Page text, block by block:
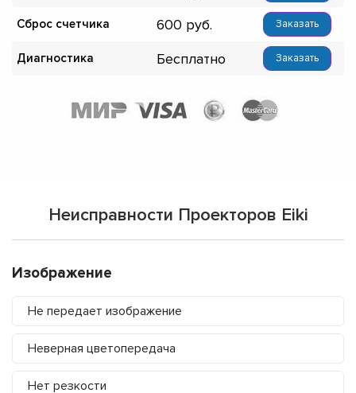
Сброс счетчика 600 Заказать
Диагностика Бесплатно Заказать
Неисправности Проекторов Eiki
Изображение
Не передает изображение
Неверная цветопередача
Нет резкости